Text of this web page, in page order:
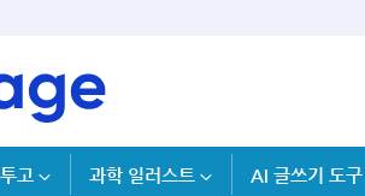
고 과학 일러스트 AI 글쓰기 도구